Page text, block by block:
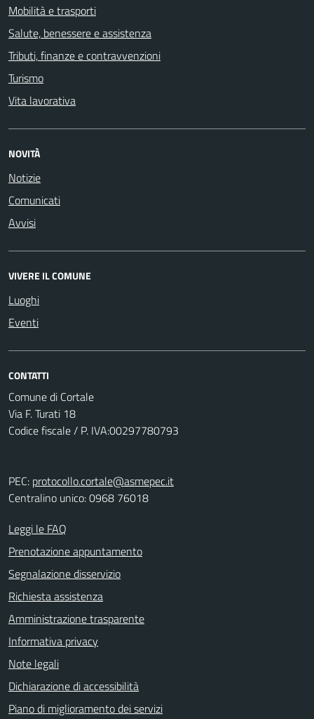
Mobilità e trasporti
Salute, benessere e assistenza
Tributi, finanze e contravvenzioni
Turismo
Vita lavorativa
NOVITÀ
Notizie
Comunicati
Avvisi
VIVERE IL COMUNE
Luoghi
Eventi
CONTATTI
Comune di Cortale
Via F. Turati 18
Codice fiscale / P. IVA:00297780793
PEC: protocollo.cortale@asmepec.it
Centralino unico: 0968 76018
Leggi le FAQ
Prenotazione appuntamento
Segnalazione disservizio
Richiesta assistenza
Amministrazione trasparente
Informativa privacy
Note legali
Dichiarazione di accessibilità
Piano di miglioramento dei servizi